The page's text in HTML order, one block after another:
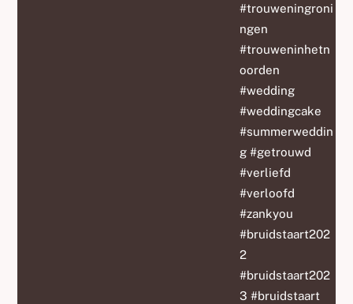
#trouweningroni
ngen
#trouweninhetn
oorden
#wedding
#weddingcake
#summerweddin
g #getrouwd
#verliefd
#verloofd
#zankyou
#bruidstaart202
2
#bruidstaart202
3 #bruidstaart